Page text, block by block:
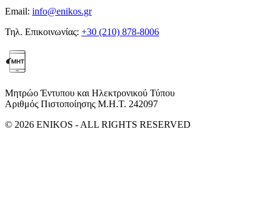
Email: info@enikos.gr
Τηλ. Επικοινωνίας: +30 (210) 878-8006
Μητρώο Έντυπου και Ηλεκτρονικού Τύπου
Αριθμός Πιστοποίησης Μ.Η.Τ. 242097
© 2026 ENIKOS - ALL RIGHTS RESERVED